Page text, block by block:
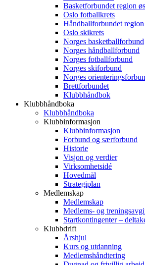
Basketforbundet region
Oslo fotballkrets
Håndballforbundet region
Oslo skikrets
Norges basketballforbund
Norges håndballforbund
Norges fotballforbund
Norges skiforbund
Norges
Brettforbundet
Klubbhåndbok
Klubbhåndboka
Klubbhåndboka
Klubbinformasjon
Klubbinformasjon
Forbund og særforbund
Historie
Visjon og verdier
Virksomhetsidé
Hovedmål
Strategiplan
Medlemskap
Medlemskap
Medlems- og
Startkontingenter –
Klubbdrift
Årshjul
Kurs og utdanning
Medlemshåndtering